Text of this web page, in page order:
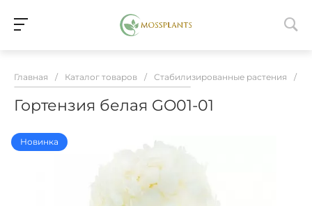
Главная / Каталог товаров / Стабилизированные растения /
Гортензия белая GO01-01
Новинка